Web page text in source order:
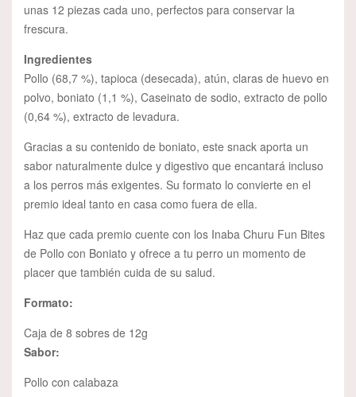
unas 12 piezas cada uno, perfectos para conservar la
frescura.
Ingredientes
Pollo (68,7 %), tapioca (desecada), atún, claras de huevo en
polvo, boniato (1,1 %), Caseinato de sodio, extracto de pollo
(0,64 %), extracto de levadura.
Gracias a su contenido de boniato, este snack aporta un
sabor naturalmente dulce y digestivo que encantará incluso
a los perros más exigentes. Su formato lo convierte en el
premio ideal tanto en casa como fuera de ella.
Haz que cada premio cuente con los Inaba Churu Fun Bites
de Pollo con Boniato y ofrece a tu perro un momento de
placer que también cuida de su salud.
Formato:
Caja de 8 sobres de 12g
Sabor:
Pollo con calabaza